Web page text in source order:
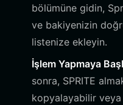
bölümüne gidin,
ve bakiyenizin
listenize ekleyin.
İşlem Yapmaya
sonra, SPRITE
kopyalayabilir